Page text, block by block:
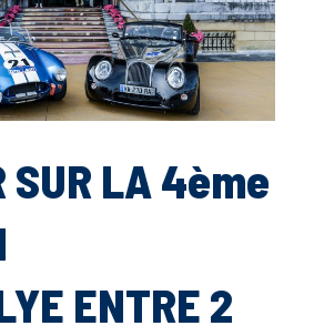
SUR LA 4ème
ENTRE 2